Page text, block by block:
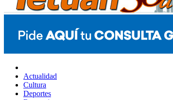
Actualidad
Cultura
Deportes